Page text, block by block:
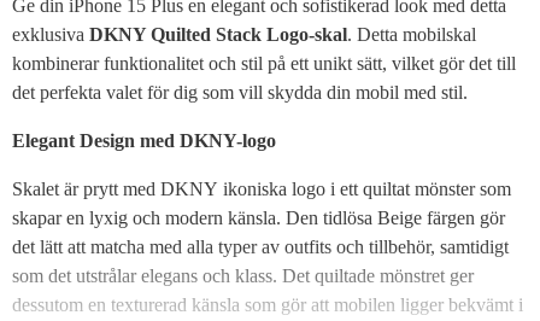
Ge din iPhone 15 Plus en elegant och sofistikerad look med detta
exklusiva DKNY Quilted Stack Logo-skal. Detta mobilskal
kombinerar funktionalitet och stil på ett unikt sätt, vilket gör det till
det perfekta valet för dig som vill skydda din mobil med stil.
Elegant Design med DKNY-logo
Skalet är prytt med DKNY ikoniska logo i ett quiltat mönster som
skapar en lyxig och modern känsla. Den tidlösa Beige färgen gör
det lätt att matcha med alla typer av outfits och tillbehör, samtidigt
som det utstrålar elegans och klass. Det quiltade mönstret ger
dessutom en texturerad känsla som gör att mobilen ligger bekvämt i